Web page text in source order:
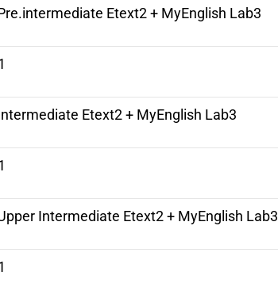
Etext2+ MyEnglish Lab3
Etext2+ MyEnglish Lab3
Intermediate Etext2+ MyEnglish Lab3